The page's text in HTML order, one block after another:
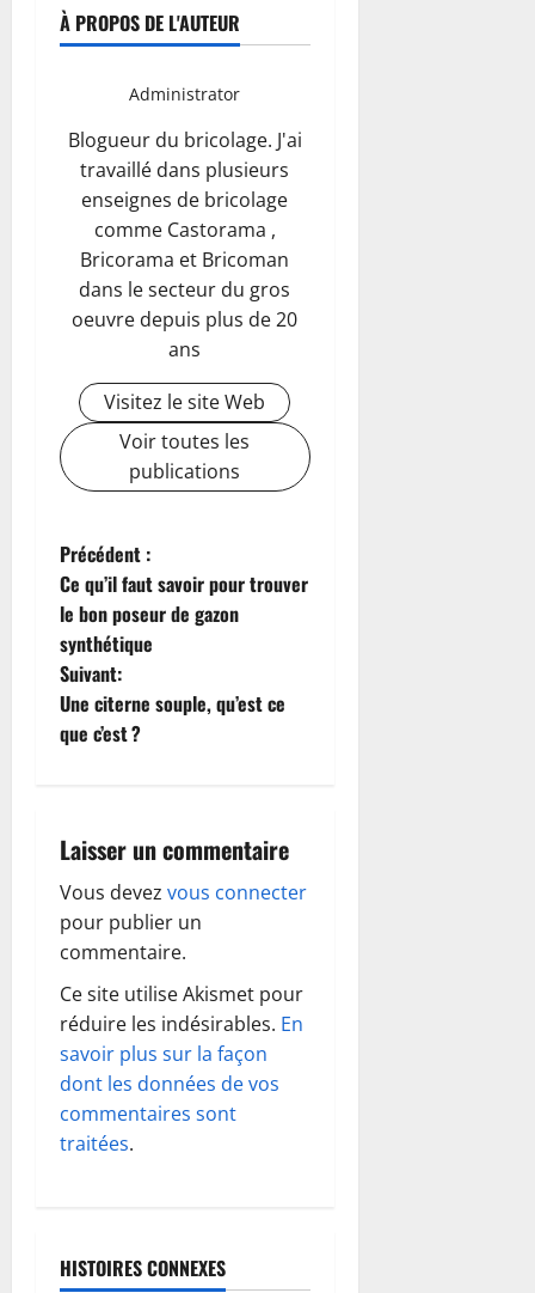
À PROPOS DE L'AUTEUR
Administrator
Blogueur du bricolage. J'ai
travaillé dans plusieurs
enseignes de bricolage
comme Castorama ,
Bricorama et Bricoman
dans le secteur du gros
oeuvre depuis plus de 20
ans
Visitez le site Web
Voir toutes les
publications
N
a
v
i
g
t
i
o
n
d
’
a
t
Précédent :
Ce qu’il faut savoir pour trouver
le bon poseur de gazon
synthétique
Suivant:
Une citerne souple, qu’est ce
que c’est ?
Laisser un commentaire
Vous devez vous connecter
pour publier un
commentaire.
Ce site utilise Akismet pour
réduire les indésirables. En
savoir plus sur la façon
dont les données de vos
commentaires sont
traitées.
HISTOIRES CONNEXES